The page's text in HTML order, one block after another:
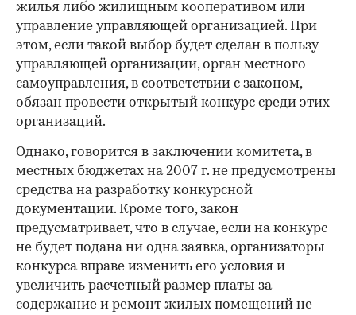
жилья либо жилищным кооперативом или
управление управляющей организацией. При
этом, если такой выбор будет сделан в пользу
управляющей организации, орган местного
самоуправления, в соответствии с законом,
обязан провести открытый конкурс среди этих
организаций.
Однако, говорится в заключении комитета, в
местных бюджетах на 2007 г. не предусмотрены
средства на разработку конкурсной
документации. Кроме того, закон
предусматривает, что в случае, если на конкурс
не будет подана ни одна заявка, организаторы
конкурса вправе изменить его условия и
увеличить расчетный размер платы за
содержание и ремонт жилых помещений не